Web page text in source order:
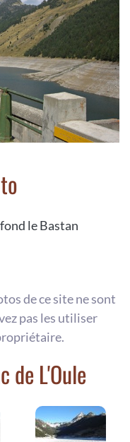
le Bastan
de ce site ne sont
pas les utiliser
de L'Oule